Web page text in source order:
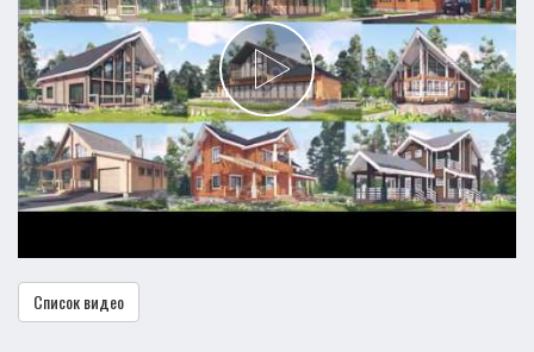
Список видео